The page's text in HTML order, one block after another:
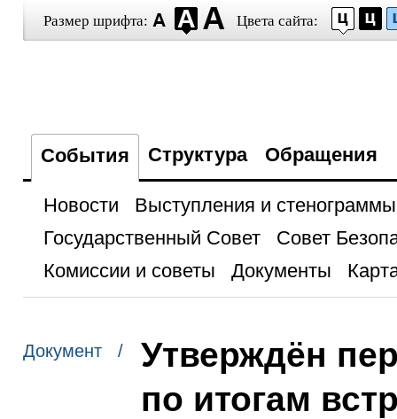
Размер шрифта: Цвета сайта:
События Структура Обращения
Новости
Выступления и стенограммы
Государственный Совет
Совет
Комиссии и советы
Документы
Документ /
Утверждён
по итогам